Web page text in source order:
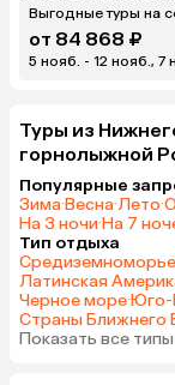
Выгодные туры на
от 84 868 ₽
5 нояб. - 12 нояб., 7
Туры из
горнолыжной
Популярные
Зима·Весна·Лето·
На 3 ночи·На 7
Тип отдыха
Средиземноморье
Латинская
Черное море·Юго-
Страны Ближнего
Показать все типы